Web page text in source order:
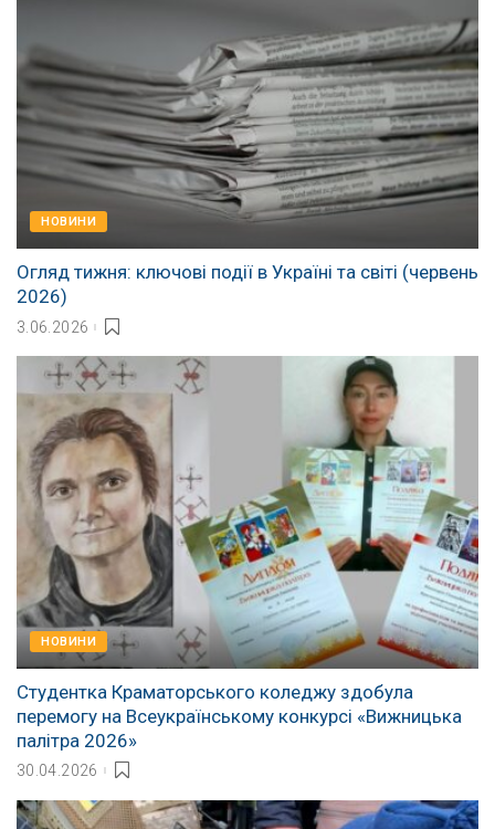
НОВИНИ
Огляд тижня: ключові події в Україні та світі (червень
2026)
3.06.2026
НОВИНИ
Студентка Краматорського коледжу здобула
перемогу на Всеукраїнському конкурсі «Вижницька
палітра 2026»
30.04.2026